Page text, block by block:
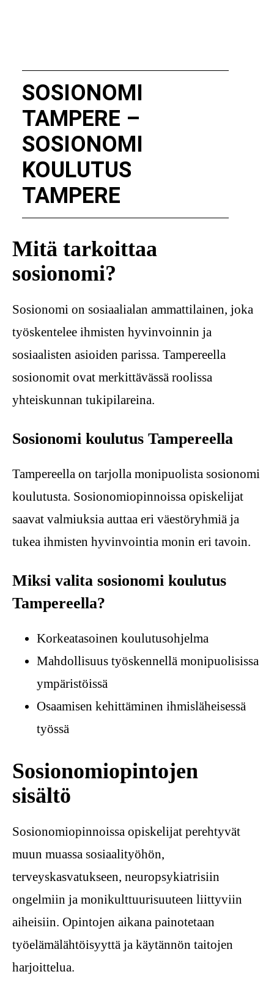
SOSIONOMI
TAMPERE –
SOSIONOMI
KOULUTUS
TAMPERE
Mitä tarkoittaa
sosionomi?
Sosionomi on sosiaalialan ammattilainen, joka
työskentelee ihmisten hyvinvoinnin ja
sosiaalisten asioiden parissa. Tampereella
sosionomit ovat merkittävässä roolissa
yhteiskunnan tukipilareina.
Sosionomi koulutus Tampereella
Tampereella on tarjolla monipuolista sosionomi
koulutusta. Sosionomiopinnoissa opiskelijat
saavat valmiuksia auttaa eri väestöryhmiä ja
tukea ihmisten hyvinvointia monin eri tavoin.
Miksi valita sosionomi koulutus
Tampereella?
Korkeatasoinen koulutusohjelma
Mahdollisuus työskennellä monipuolisissa
ympäristöissä
Osaamisen kehittäminen ihmisläheisessä
työssä
Sosionomiopintojen
sisältö
Sosionomiopinnoissa opiskelijat perehtyvät
muun muassa sosiaalityöhön,
terveyskasvatukseen, neuropsykiatrisiin
ongelmiin ja monikulttuurisuuteen liittyviin
aiheisiin. Opintojen aikana painotetaan
työelämälähtöisyyttä ja käytännön taitojen
harjoittelua.